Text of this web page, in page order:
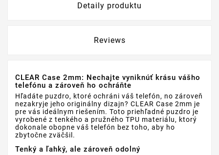
Detaily produktu
Reviews
CLEAR Case 2mm: Nechajte vyniknúť krásu vášho
telefónu a zároveň ho ochráňte
Hľadáte puzdro, ktoré ochráni váš telefón, no zároveň
nezakryje jeho originálny dizajn? CLEAR Case 2mm je
pre vás ideálnym riešením. Toto priehľadné puzdro je
vyrobené z tenkého a pružného TPU materiálu, ktorý
dokonale obopne váš telefón bez toho, aby ho
zbytočne zväčšil.
Tenký a ľahký, ale zároveň odolný